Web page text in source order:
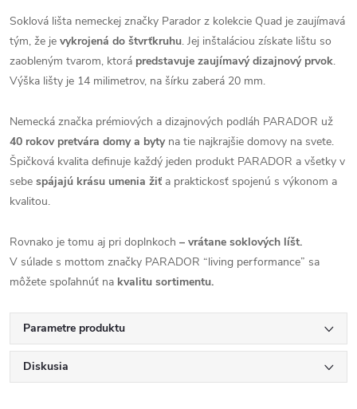
Soklová lišta nemeckej značky Parador z kolekcie Quad je zaujímavá
tým, že je vykrojená do štvrťkruhu. Jej inštaláciou získate lištu so
zaobleným tvarom, ktorá predstavuje zaujímavý dizajnový prvok.
Výška lišty je 14 milimetrov, na šírku zaberá 20 mm.
Nemecká značka prémiových a dizajnových podláh PARADOR už
40 rokov pretvára domy a byty na tie najkrajšie domovy na svete.
Špičková kvalita definuje každý jeden produkt PARADOR a všetky v
sebe spájajú krásu umenia žiť a praktickosť spojenú s výkonom a
kvalitou.
Rovnako je tomu aj pri doplnkoch – vrátane soklových líšt.
V súlade s mottom značky PARADOR “living performance” sa
môžete spoľahnúť na kvalitu sortimentu.
Parametre produktu
Diskusia